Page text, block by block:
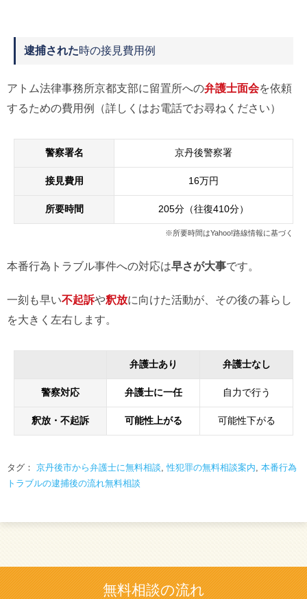
逮捕された時の接見費用例
アトム法律事務所京都支部に留置所への弁護士面会を依頼
するための費用例（詳しくはお電話でお尋ねください）
警察署名 京丹後警察署
接見費用 16万円
所要時間 205分（往復410分）
※所要時間はYahoo!路線情報に基づく
本番行為トラブル事件への対応は早さが大事です。
一刻も早い不起訴や釈放に向けた活動が、その後の暮らし
を大きく左右します。
弁護士あり 弁護士なし
警察対応 弁護士に一任 自力で行う
釈放・不起訴 可能性上がる 可能性下がる
タグ： 京丹後市から弁護士に無料相談,性犯罪の無料相談案内, 本番行為
トラブルの逮捕後の流れ無料相談
無料相談の流れ